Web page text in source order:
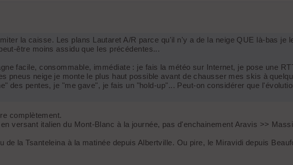
la caisse. Les plans Lautaret A/R parce qu'il n'y a de la neige QUE là-bas je
être moins assidu que les précédentes...
facile, consommable, immédiate : je fais la météo sur Internet, je pose une
pneus neige je monte le plus haut possible avant de chausser mes skis à
des pentes, je "me gave", je fais un "hold-up"... Peut-on considérer que
complètement.
versant italien du Mont-Blanc à la journée, pas d'enchainement Aravis >>
la Tsanteleina à la matinée depuis Albertville. Ou pire, le Miravidi depuis